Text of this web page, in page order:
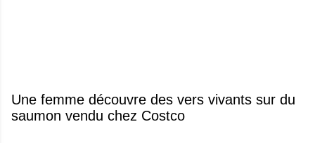
Une femme découvre des vers vivants sur du
saumon vendu chez Costco